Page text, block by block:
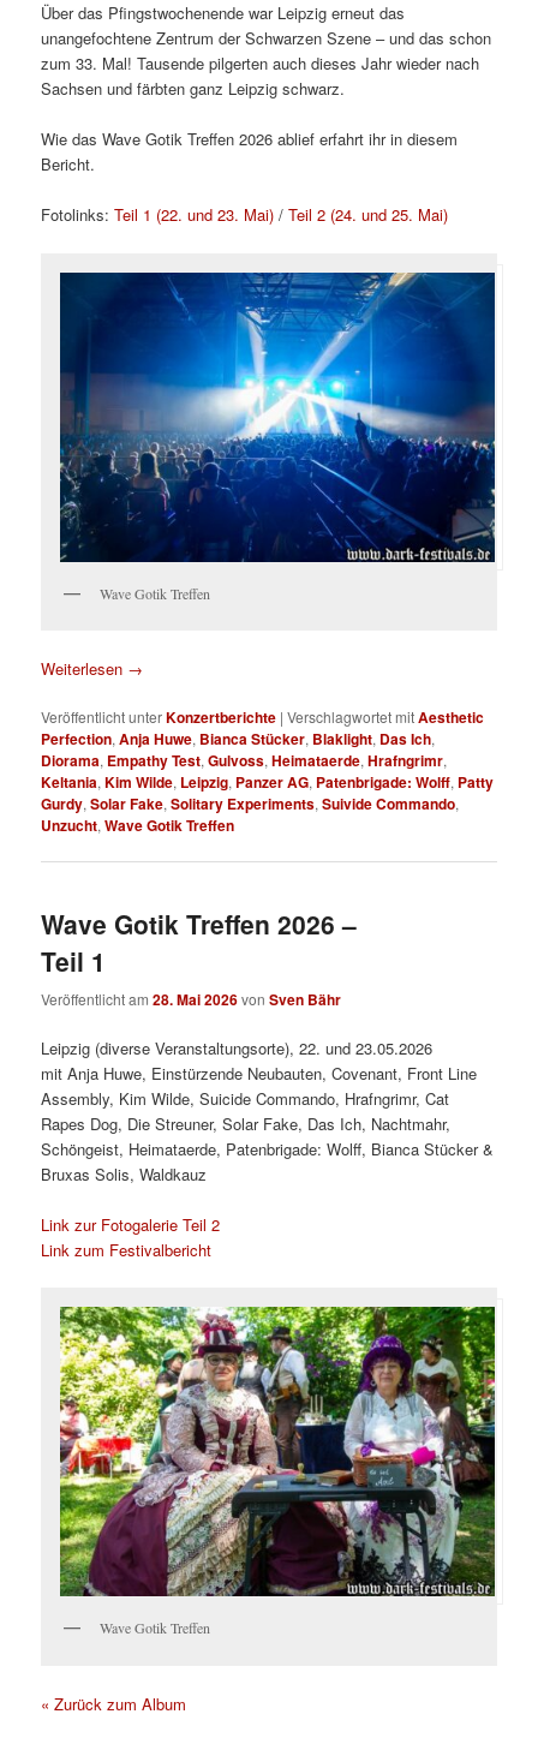
Über das Pfingstwochenende war Leipzig erneut das
unangefochtene Zentrum der Schwarzen Szene – und das schon
zum 33. Mal! Tausende pilgerten auch dieses Jahr wieder nach
Sachsen und färbten ganz Leipzig schwarz.
Wie das Wave Gotik Treffen 2026 ablief erfahrt ihr in diesem
Bericht.
Fotolinks:Teil 1 (22. und 23. Mai) /Teil 2 (24. und 25. Mai)
Wave Gotik Treffen
Weiterlesen →
Veröffentlicht unterKonzertberichte |Verschlagwortet mitAesthetic
Perfection,Anja Huwe, Bianca Stücker, Blaklight, Das Ich,
Diorama, Empathy Test,Gulvoss,Heimataerde,Hrafngrimr,
Keltania,Kim Wilde, Leipzig, Panzer AG, Patenbrigade: Wolff, Patty
Gurdy,Solar Fake,Solitary Experiments,Suivide Commando,
Unzucht,Wave Gotik Treffen
Wave Gotik Treffen 2026 –
Teil 1
Veröffentlicht am28. Mai 2026vonSven Bähr
Leipzig (diverse Veranstaltungsorte), 22. und 23.05.2026
mit Anja Huwe, Einstürzende Neubauten, Covenant, Front Line
Assembly, Kim Wilde, Suicide Commando, Hrafngrimr, Cat
Rapes Dog, Die Streuner, Solar Fake, Das Ich, Nachtmahr,
Schöngeist, Heimataerde, Patenbrigade: Wolff, Bianca Stücker &
Bruxas Solis, Waldkauz
Link zur Fotogalerie Teil 2
Link zum Festivalbericht
Wave Gotik Treffen
« Zurück zum Album